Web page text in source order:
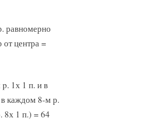
равномерно
центра =
1х 1 п. и в
каждом 8-м р.
8х 1 п.) = 64